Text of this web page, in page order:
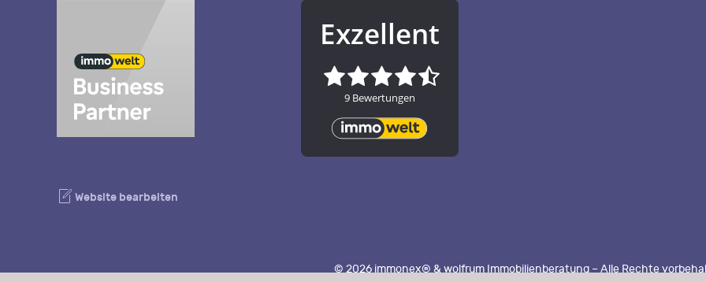
Website bearbeiten
© 2026 immonex® & wolfrum Immobilienberatung – Alle Rechte